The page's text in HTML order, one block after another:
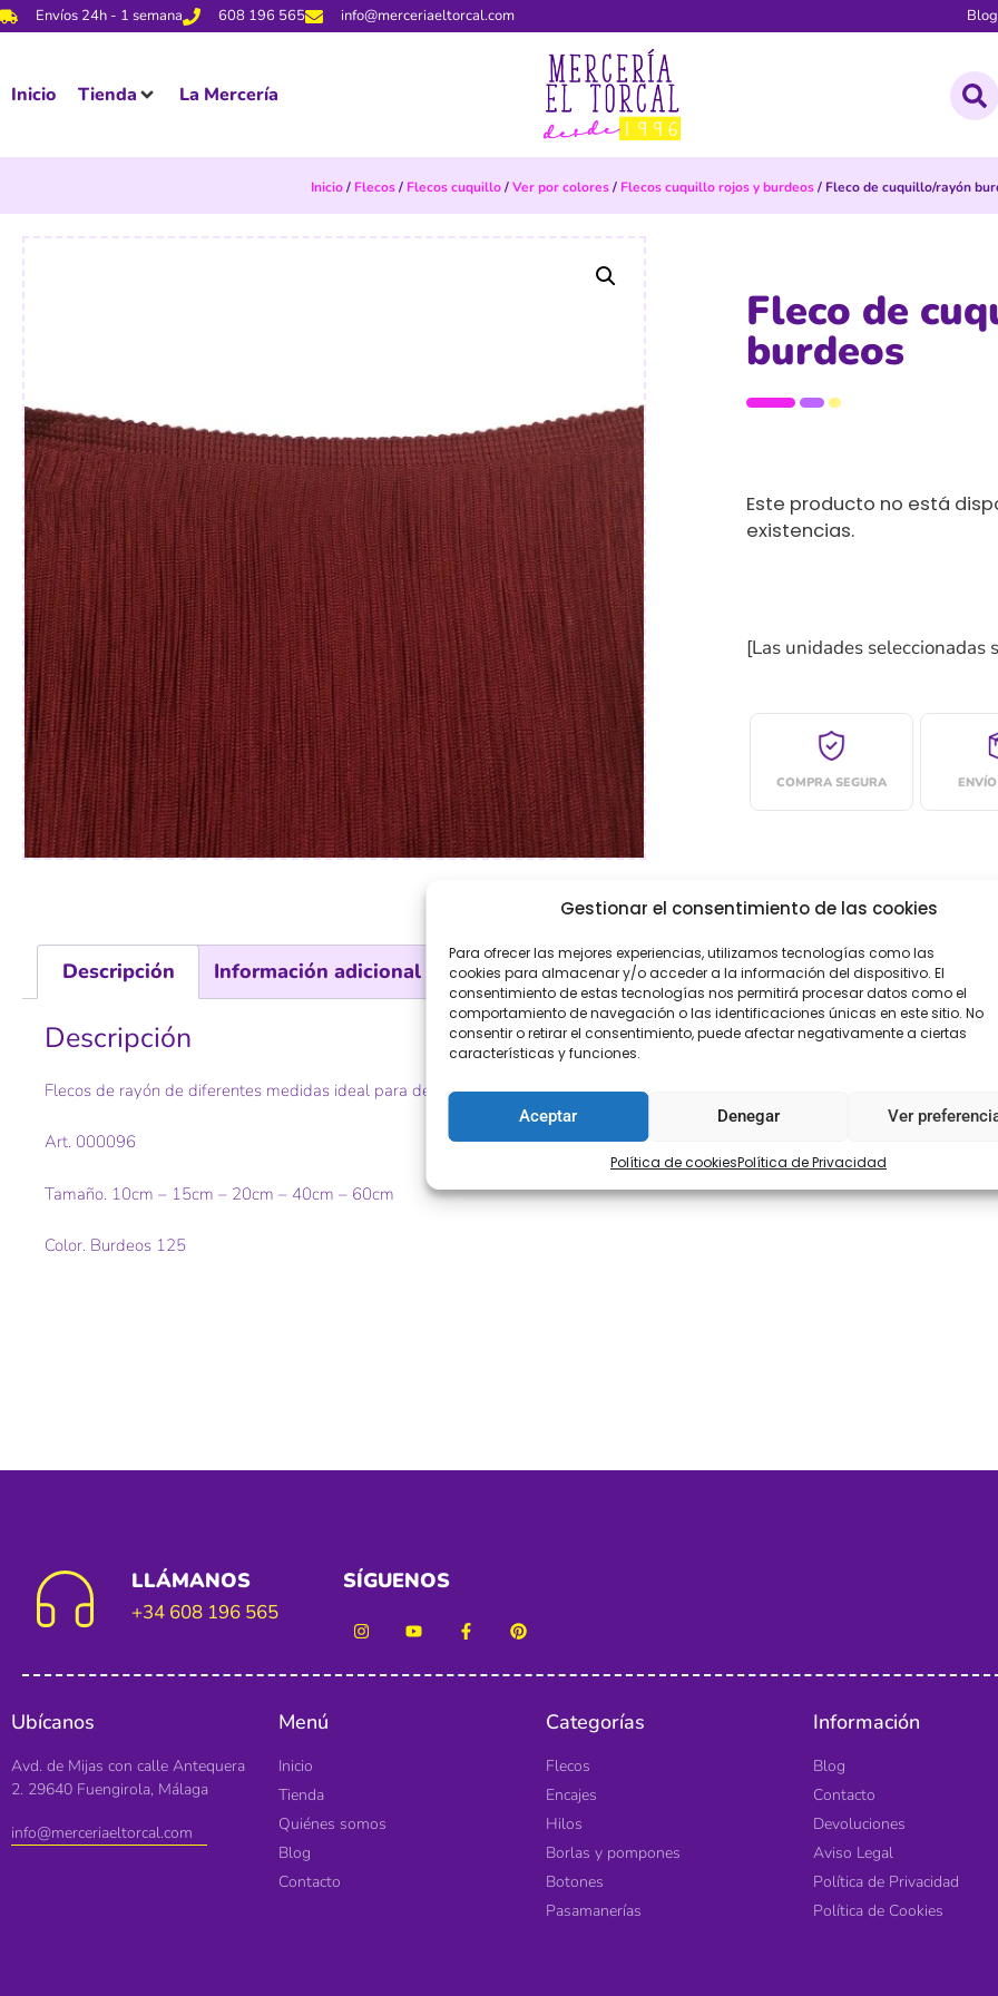
Gestionar el consentimiento de las cookies
Para ofrecer las mejores experiencias, utilizamos tecnologías como las
cookies para almacenar y/o acceder a la información del dispositivo. El
consentimiento de estas tecnologías nos permitirá procesar datos como el
comportamiento de navegación o las identificaciones únicas en este sitio. No
consentir o retirar el consentimiento, puede afectar negativamente a ciertas
características y funciones.
Aceptar Denegar Ver
Política de cookiesPolítica de Privacidad
Envíos 24h - 1 semana 608 196 565 info@merceriaeltorcal.com Blog
Inicio Tienda La Mercería
Inicio/ Flecos/ Flecos cuquillo/Ver por colores/ Flecos cuquillo rojos y burdeos/ Fleco de cuquillo/rayón
Fleco de
burdeos
Este producto no está
existencias.
[Las unidades seleccionadas
COMPRA SEGURA
Descripción Información adicional
Descripción
Flecos de rayón de diferentes medidas ideal para decorar toda clase de prendas: vestidos de gitana, vestidos de salsa y todo
Art. 000096
Tamaño. 10cm – 15cm – 20cm – 40cm – 60cm
Color. Burdeos 125
LLÁMANOS
+34 608 196 565
SÍGUENOS
Ubícanos
Avd. de Mijas con calle Antequera
2. 29640 Fuengirola, Málaga
info@merceriaeltorcal.com
Menú
Inicio
Tienda
Quiénes somos
Blog
Contacto
Categorías
Flecos
Encajes
Hilos
Borlas y pompones
Botones
Pasamanerías
Información
Blog
Contacto
Devoluciones
Aviso Legal
Política de Privacidad
Política de Cookies